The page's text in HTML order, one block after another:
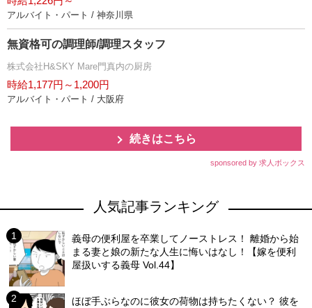
アルバイト・パート / 神奈川県
無資格可の調理師/調理スタッフ
株式会社H&SKY Mare門真内の厨房
時給1,177円～1,200円
アルバイト・パート / 大阪府
続きはこちら
sponsored by 求人ボックス
人気記事ランキング
義母の便利屋を卒業してノーストレス！ 離婚から始
まる妻と娘の新たな人生に悔いはなし！【嫁を便利
屋扱いする義母 Vol.44】
ほぼ手ぶらなのに彼女の荷物は持ちたくない？ 彼を